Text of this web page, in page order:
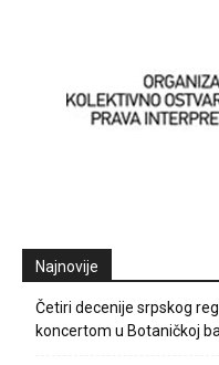
Najnovije
Četiri decenije srpskog
koncertom u Botaničkoj